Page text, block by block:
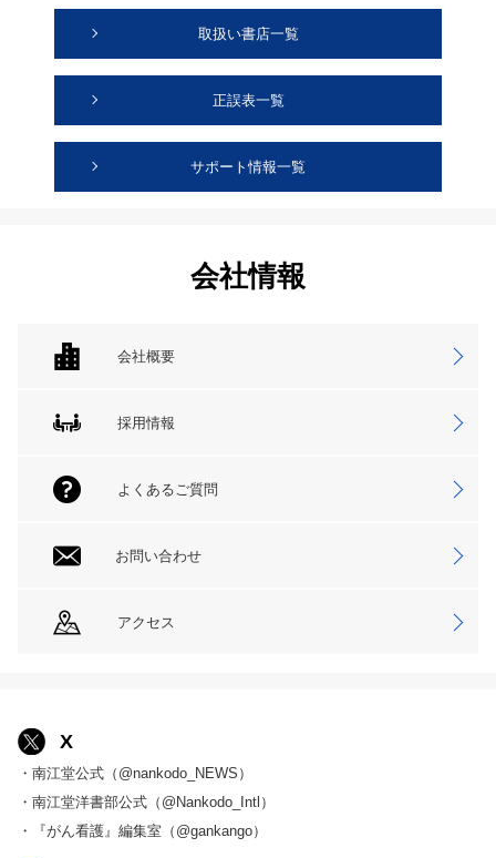
取扱い書店一覧
正誤表一覧
サポート情報一覧
会社情報
会社概要
採用情報
よくあるご質問
お問い合わせ
アクセス
X
・南江堂公式（@nankodo_NEWS）
・南江堂洋書部公式（@Nankodo_Intl）
・『がん看護』編集室（@gankango）